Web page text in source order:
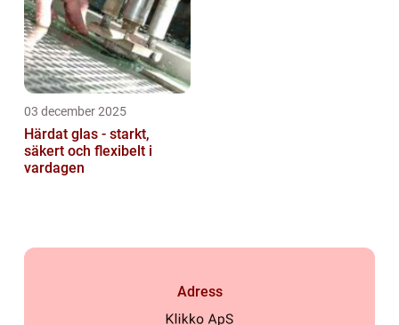
03 december 2025
Härdat glas - starkt,
säkert och flexibelt i
vardagen
Adress